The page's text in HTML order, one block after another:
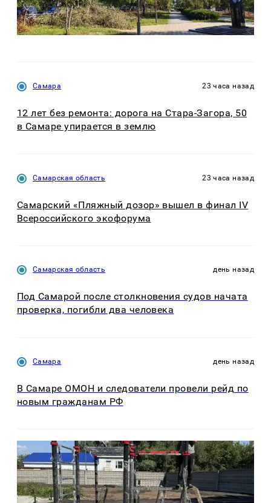
Самара 23 часа назад
12 лет без ремонта: дорога на Стара-Загора, 50
в Самаре упирается в землю
Самарская область 23 часа назад
Самарский «Пляжный дозор» вышел в финал IV
Всероссийского экофорума
Самарская область день назад
Под Самарой после столкновения судов начата
проверка, погибли два человека
Самара день назад
В Самаре ОМОН и следователи провели рейд по
новым гражданам РФ